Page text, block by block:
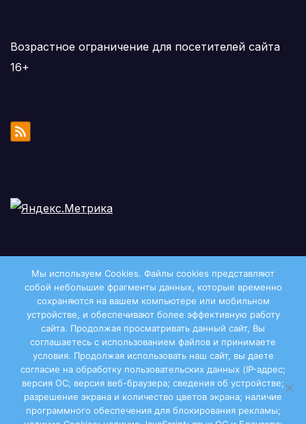
Возрастное ограничение для посетителей сайта
16+
Двиноважье
Мы используем Cookies. Файлы сookies представляют
собой небольшие фрагменты данных, которые временно
сохраняются на вашем компьютере или мобильном
устройстве, и обеспечивают более эффективную работу
сайта. Продолжая просматривать данный сайт, Вы
соглашаетесь с использованием файлов и принимаете
условия. Продолжая использовать наш сайт, вы даете
согласие на обработку пользовательских данных (IP-адрес;
версия ОС; версия веб-браузера; сведения об устройстве;
разрешение экрана и количество цветов экрана; наличие
программного обеспечения для блокирования рекламы;